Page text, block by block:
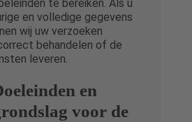
te bereiken. Als u
en volledige gegevens
wij uw verzoeken
behandelen of de
leveren.
en
voor de